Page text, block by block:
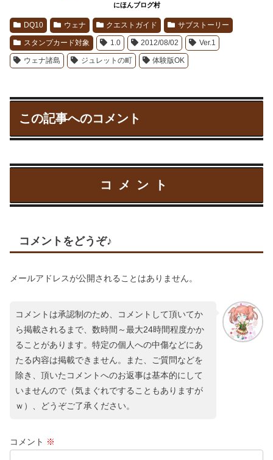
にほんブログ村
DQ10 ウェナ クエストガイド サブストーリー
スタンプカード対象 1.0 2012/08/02 Ver.1
ウェナ諸島 ジュレットの町 体験版OK
この記事へのコメント
コメント
コメントをどうぞ♪
メールアドレスが公開されることはありません。
コメントは承認制のため、コメントして頂いてか
ら掲載されるまで、数時間～最大24時間程度かか
ることがあります。特定の個人への中傷などにあ
たる内容は掲載できません。また、ご質問などを
除き、頂いたコメントへのお返事は基本的にして
いませんので（気まぐれですることもありますが
ｗ）、どうぞご了承ください。
コメント ※